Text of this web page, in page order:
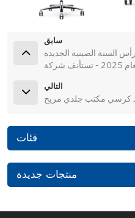
سابق
السنة الصينية الجديدة
لعام 2025 - تستأنف شركة Foshan OFC Furniture Co.،
التالي
فئات
منتجات جديدة